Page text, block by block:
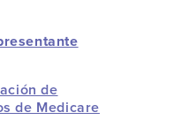
de
de Medicare